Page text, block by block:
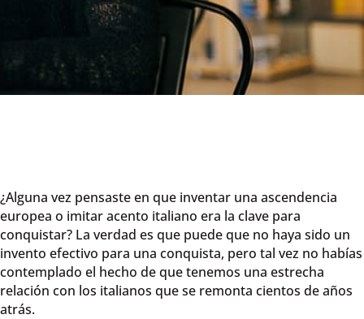
¿Alguna vez pensaste en que inventar una ascendencia
europea o imitar acento italiano era la clave para
conquistar? La verdad es que puede que no haya sido un
invento efectivo para una conquista, pero tal vez no habías
contemplado el hecho de que tenemos una estrecha
relación con los italianos que se remonta cientos de años
atrás.